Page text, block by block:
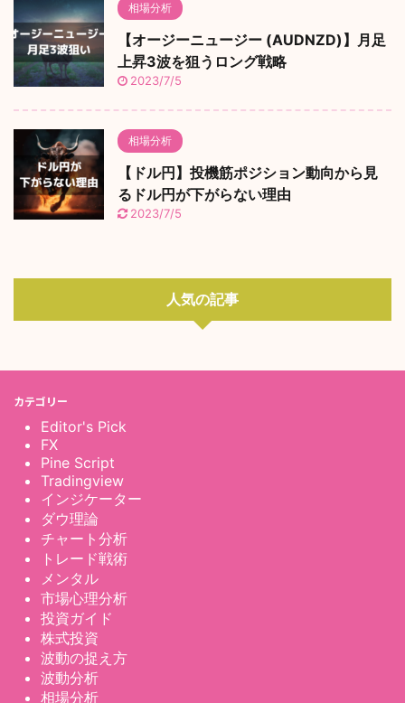
相場分析
【オージーニュージー (AUDNZD)】月足
上昇3波を狙うロング戦略
2023/7/5
相場分析
【ドル円】投機筋ポジション動向から見
るドル円が下がらない理由
2023/7/5
人気の記事
カテゴリー
Editor's Pick
FX
Pine Script
Tradingview
インジケーター
ダウ理論
チャート分析
トレード戦術
メンタル
市場心理分析
投資ガイド
株式投資
波動の捉え方
波動分析
相場分析